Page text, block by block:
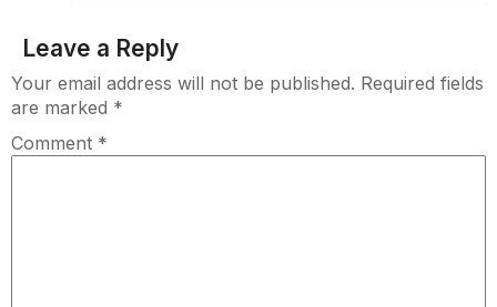
Leave a Reply
Your email address will not be published. Required fields
are marked *
Comment *